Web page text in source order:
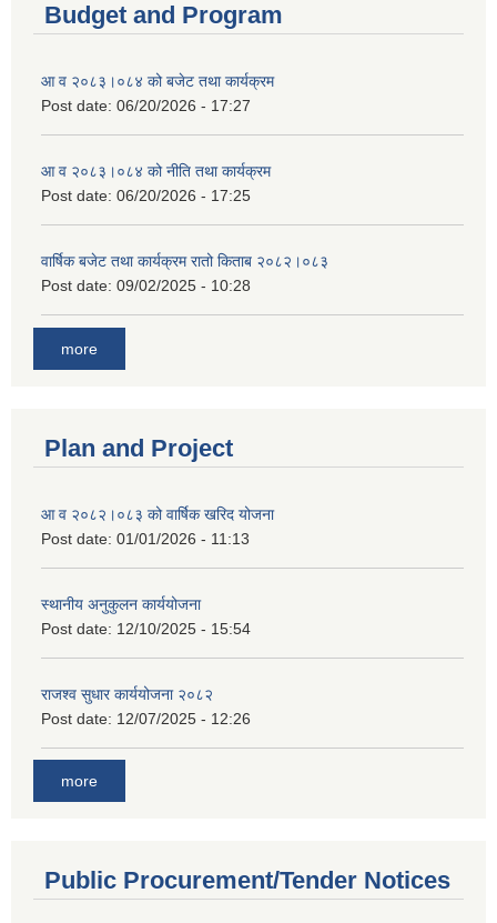
Budget and Program
आ व २०८३।०८४ को बजेट तथा कार्यक्रम
Post date: 06/20/2026 - 17:27
आ व २०८३।०८४ को नीति तथा कार्यक्रम
Post date: 06/20/2026 - 17:25
वार्षिक बजेट तथा कार्यक्रम रातो किताब २०८२।०८३
Post date: 09/02/2025 - 10:28
more
Plan and Project
आ व २०८२।०८३ को वार्षिक खरिद योजना
Post date: 01/01/2026 - 11:13
स्थानीय अनुकुलन कार्ययोजना
Post date: 12/10/2025 - 15:54
राजश्व सुधार कार्ययोजना २०८२
Post date: 12/07/2025 - 12:26
more
Public Procurement/Tender Notices